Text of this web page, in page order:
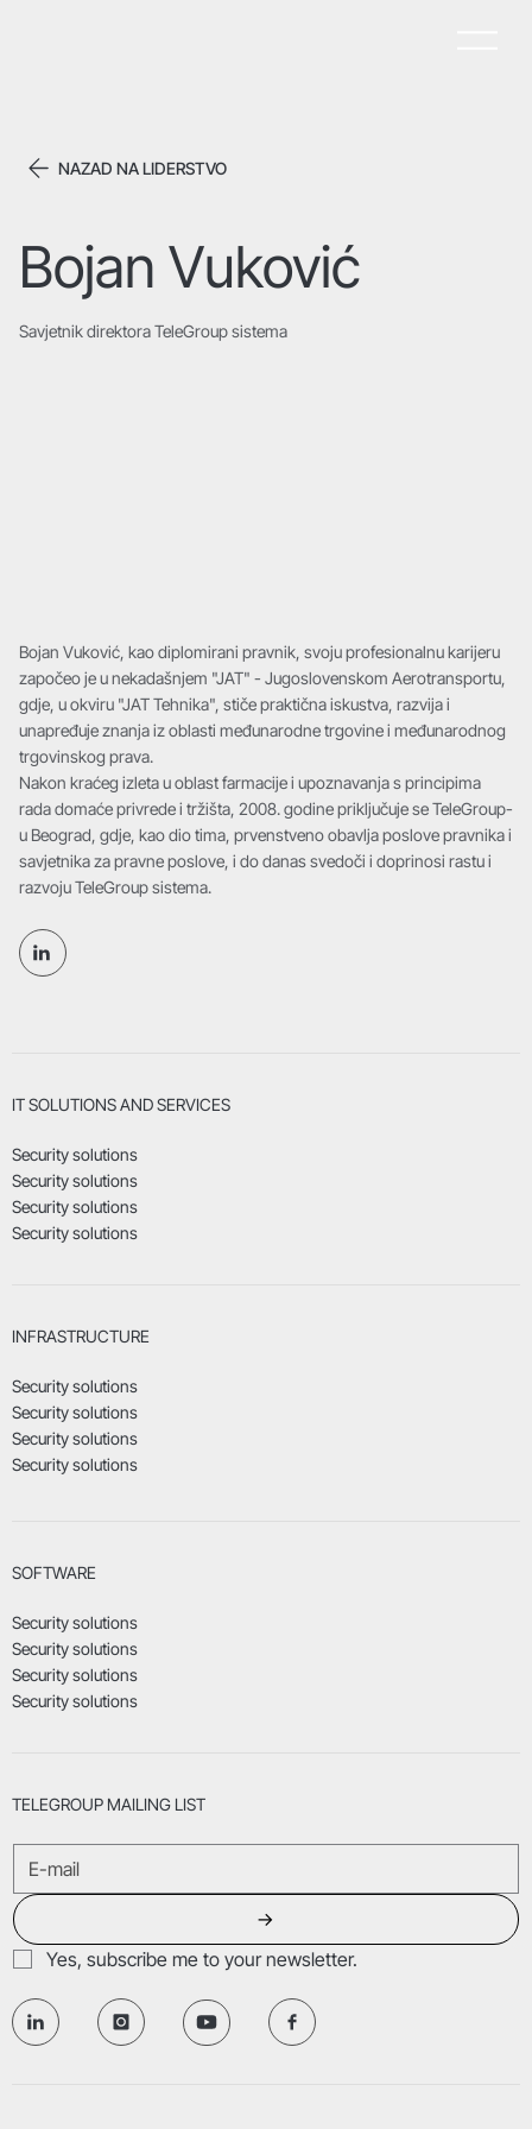
NAZAD NA LIDERSTVO
Bojan Vuković, kao diplomirani pravnik, svoju profesionalnu karijeru
započeo je u nekadašnjem "JAT" - Jugoslovenskom Aerotransportu,
gdje, u okviru "JAT Tehnika", stiče praktična iskustva, razvija i
unapređuje znanja iz oblasti međunarodne trgovine i međunarodnog
trgovinskog prava.
Nakon kraćeg izleta u oblast farmacije i upoznavanja s principima
rada domaće privrede i tržišta, 2008. godine priključuje se TeleGroup-
u Beograd, gdje, kao dio tima, prvenstveno obavlja poslove pravnika i
savjetnika za pravne poslove, i do danas svedoči i doprinosi rastu i
razvoju TeleGroup sistema.
Bojan Vuković
Savjetnik direktora TeleGroup sistema
IT SOLUTIONS AND SERVICES
Security solutions
Security solutions
Security solutions
Security solutions
INFRASTRUCTURE
Security solutions
Security solutions
Security solutions
Security solutions
SOFTWARE
Security solutions
Security solutions
Security solutions
Security solutions
TELEGROUP MAILING LIST
→
Yes, subscribe me to your newsletter.